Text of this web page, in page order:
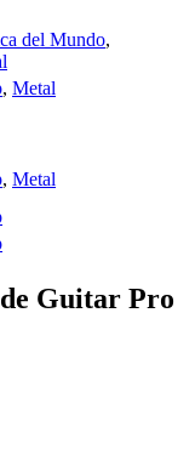
del Mundo,
, Metal
, Metal
Guitar Pro